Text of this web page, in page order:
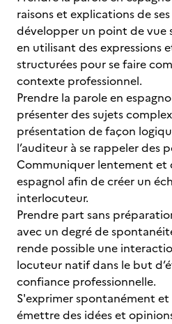
raisons et explications de
développer un point de vue
en utilisant des expressions
structurées pour se faire
contexte professionnel.
Prendre la parole en
présenter des sujets
présentation de façon
l’auditeur à se rappeler des
Communiquer lentement et
espagnol afin de créer un
interlocuteur.
Prendre part sans
avec un degré de
rende possible une
locuteur natif dans le but
confiance professionnelle.
S'exprimer spontanément
émettre des idées et